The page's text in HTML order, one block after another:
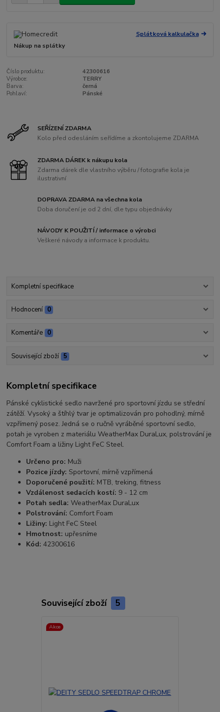
Splátková kalkulačka
Nákup na splátky
Číslo produktu:
42300616
Výrobce:
TERRY
Barva:
černá
Pohlaví:
Pánské
SEŘÍZENÍ ZDARMA
Kolo před odesláním seřídíme a zkontolujeme ZDARMA
ZDARMA DÁREK k nákupu kola
Zdarma dárek dle vlastního výběru / fotografie kola je
ilustrativní
DOPRAVA ZDARMA na všechna kola
Doba doručení je od 2 dní, dle typu objednávky
NÁVODY K POUŽITÍ / informace o výrobci
Veškeré návody a informace k produktu.
Kompletní specifikace
Hodnocení 0
Komentáře 0
Související zboží 5
Kompletní specifikace
Pánské cyklistické sedlo navržené pro sportovní jízdu se střední
zátěží. Vysoký a štíhlý tvar je optimalizován pro pohodlný, mírně
vzpřímený posez. Jedná se o ručně vyráběné sportovní sedlo,
potah je vyroben z materiálu WeatherMax DuraLux, polstrování je
Comfort Foam a ližiny Light FeC Steel.
Určeno pro: Muži
Pozice jízdy: Sportovní, mírně vzpřímená
Doporučené použití: MTB, treking, fitness
Vzdálenost sedacích kostí: 9 - 12 cm
Potah sedla: WeatherMax DuraLux
Polstrování: Comfort Foam
Ližiny: Light FeC Steel
Hmotnost: upřesníme
Kód: 42300616
Související zboží 5
Akce